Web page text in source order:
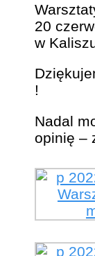
20
w
!
Nadal
opinię –